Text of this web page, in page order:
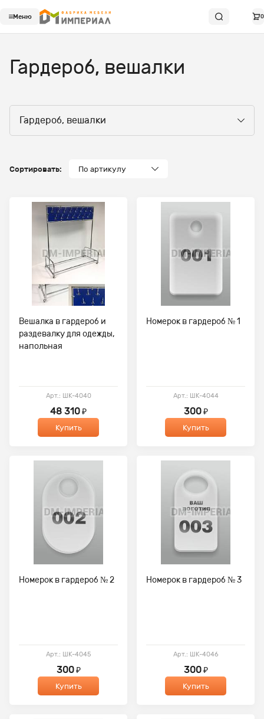
Меню 0
Гардероб, вешалки
Гардероб, вешалки
Сортировать: По артикулу
Вешалка в гардероб и
раздевалку для одежды,
напольная
Арт.: ШК-4040
48 310₽
Купить
Номерок в гардероб № 1
Арт.: ШК-4044
300₽
Купить
Номерок в гардероб № 2
Арт.: ШК-4045
300₽
Купить
Номерок в гардероб № 3
Арт.: ШК-4046
300₽
Купить